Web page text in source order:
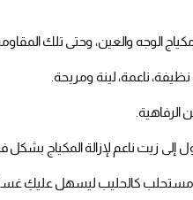
والعين، وحتى تلك المقاومة
ناعمة، لينة ومريحة.
زيت ناعم لإزالة المكياج بشكل
مستحلب كالحليب ليسهل عليكِ